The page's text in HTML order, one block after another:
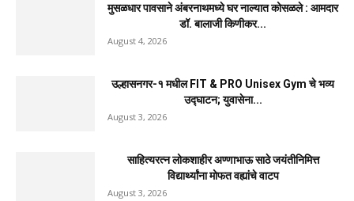
मुसळधार पावसाने अंबरनाथमध्ये घर नाल्यात कोसळले : आमदार
डॉ. बालाजी किणीकर...
August 4, 2026
उल्हासनगर-१ मधील FIT & PRO Unisex Gym चे भव्य
उद्घाटन; युवासेना...
August 3, 2026
साहित्यरत्न लोकशाहीर अण्णाभाऊ साठे जयंतीनिमित्त
विद्यार्थ्यांना मोफत वह्यांचे वाटप
August 3, 2026